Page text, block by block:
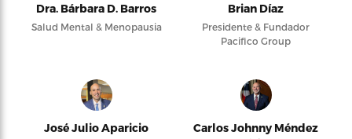
Dra. Bárbara D. Barros
Salud Mental & Menopausia
Brian Díaz
Presidente & Fundador
Pacifico Group
José Julio Aparicio
Carlos Johnny Méndez